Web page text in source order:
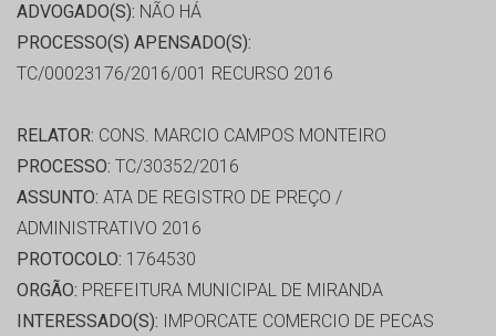
ADVOGADO(S): NÃO HÁ
PROCESSO(S) APENSADO(S):
TC/00023176/2016/001 RECURSO 2016
RELATOR: CONS. MARCIO CAMPOS MONTEIRO
PROCESSO: TC/30352/2016
ASSUNTO: ATA DE REGISTRO DE PREÇO /
ADMINISTRATIVO 2016
PROTOCOLO: 1764530
ORGÃO: PREFEITURA MUNICIPAL DE MIRANDA
INTERESSADO(S): IMPORCATE COMERCIO DE PECAS